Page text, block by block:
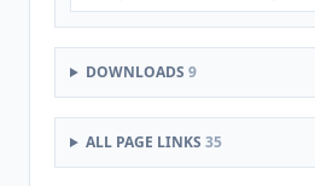
DOWNLOADS 9
ALL PAGE LINKS 35